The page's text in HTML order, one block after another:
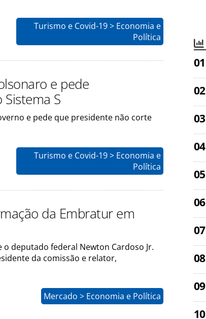
Turismo e Covid-19 > Economia e
Política
e pede
S
e pede que presidente não corte
Turismo e Covid-19 > Economia e
Política
da Embratur em
o deputado federal Newton Cardoso Jr.
da comissão e relator,
Mercado > Economia e Política